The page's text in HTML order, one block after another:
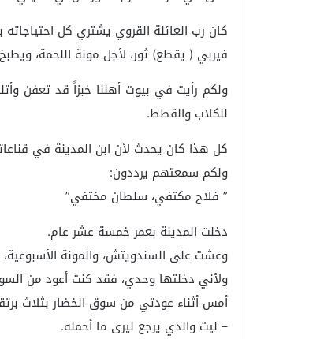
كان رب العائلة القروي يشتري كل احتياجاته
فيربي ( يقطع) ثور، لأجل مونة اللحمة،
ولكم رأيت في بيوت أهلنا خبزاً قد تعفن
للكلاب والقطط.
كل هذا كان يحدث لأن ابن المدينة في
ولكم سمعتهم يرددون:
” فلاح مكتفي، سلطان مختفي”
دخلت المدينة بعمر خمسة عشر عام.
وعشت على السندويتش، والمونة
ولأني دخلتها وحدي، فقد كنت أعود من
أمس أثناء عودتي من سوق الخضار بثلاث
– ليت والدي يرجع ليرى ما أحمله.